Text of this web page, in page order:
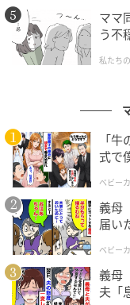
ママ
う不
私たち
「
式で
ベビー
義母
届い
ベビー
義母
夫「